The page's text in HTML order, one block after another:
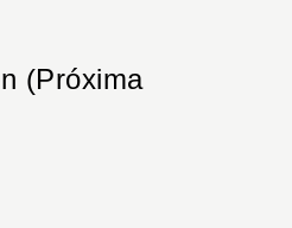
(Próxima